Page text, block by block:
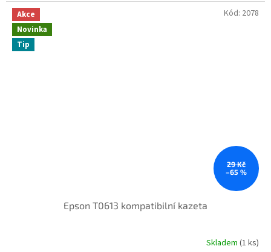
Akce
Novinka
Tip
29 Kč
–65 %
Epson T0613 kompatibilní kazeta
Skladem (1 ks)
Kód: 2078